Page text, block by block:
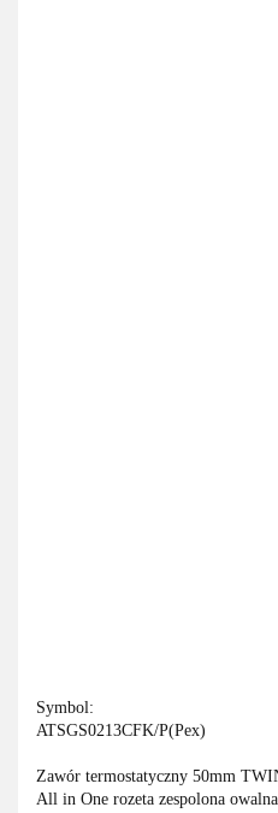
Symbol:
ATSGS0213CFK/P(Pex)
Zawór termostatyczny 50mm
All in One rozeta zespolona owalna